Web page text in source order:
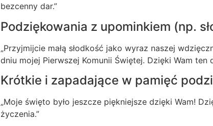
bezcenny dar.”
Podziękowania z upominkiem (np.
„Przyjmijcie małą słodkość jako wyraz naszej
dniu mojej Pierwszej Komunii Świętej. Dzięki Wam
Krótkie i zapadające w pamięć
„Moje święto było jeszcze piękniejsze dzięki Wam!
życzenia.”